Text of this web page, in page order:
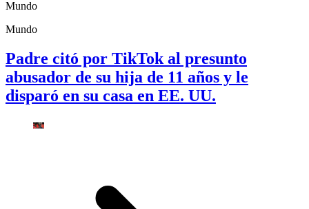
Mundo
Mundo
Padre citó por TikTok al presunto
abusador de su hija de 11 años y le
disparó en su casa en EE. UU.